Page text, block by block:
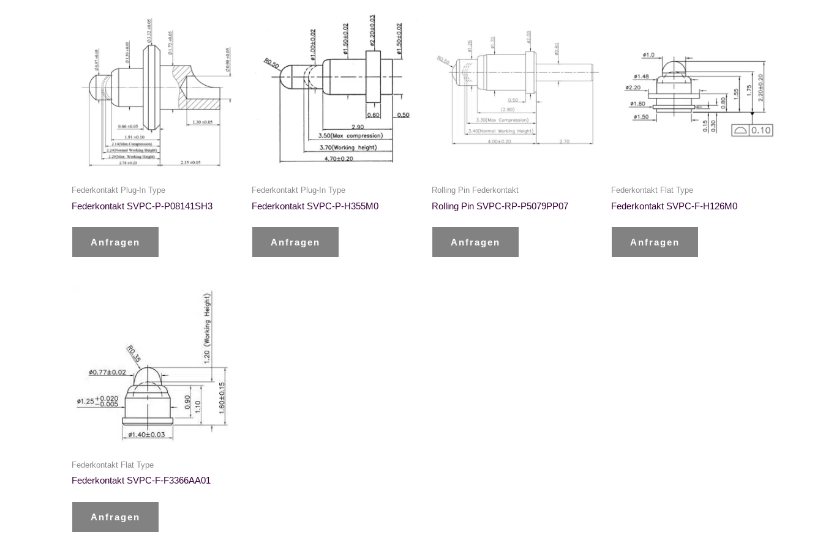
Federkontakt Plug-In Type
Federkontakt SVPC-P-P08141SH3
Anfragen
Federkontakt Plug-In Type
Federkontakt SVPC-P-H355M0
Anfragen
Rolling Pin Federkontakt
Rolling Pin SVPC-RP-P5079PP07
Anfragen
Federkontakt Flat Type
Federkontakt SVPC-F-H126M0
Anfragen
Federkontakt Flat Type
Federkontakt SVPC-F-F3366AA01
Anfragen